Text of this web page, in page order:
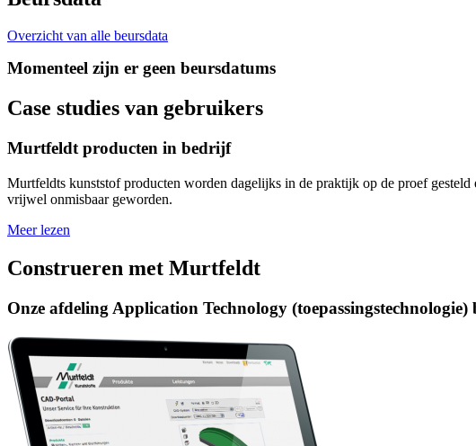
Overzicht van alle beursdata
Momenteel zijn er geen beursdatums
Case studies van gebruikers
Murtfeldt producten in bedrijf
Murtfeldts kunststof producten worden dagelijks in de praktijk op de proef
vrijwel onmisbaar geworden.
Meer lezen
Construeren met Murtfeldt
Onze afdeling Application Technology